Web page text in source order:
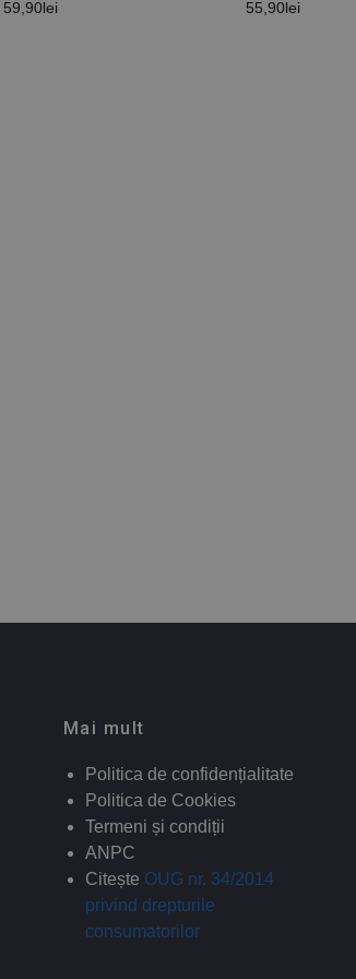
59,90lei 55,90lei
Mai mult
Politica de confidențialitate
Politica de Cookies
Termeni și condiții
ANPC
Citește OUG nr. 34/2014
privind drepturile
consumatorilor